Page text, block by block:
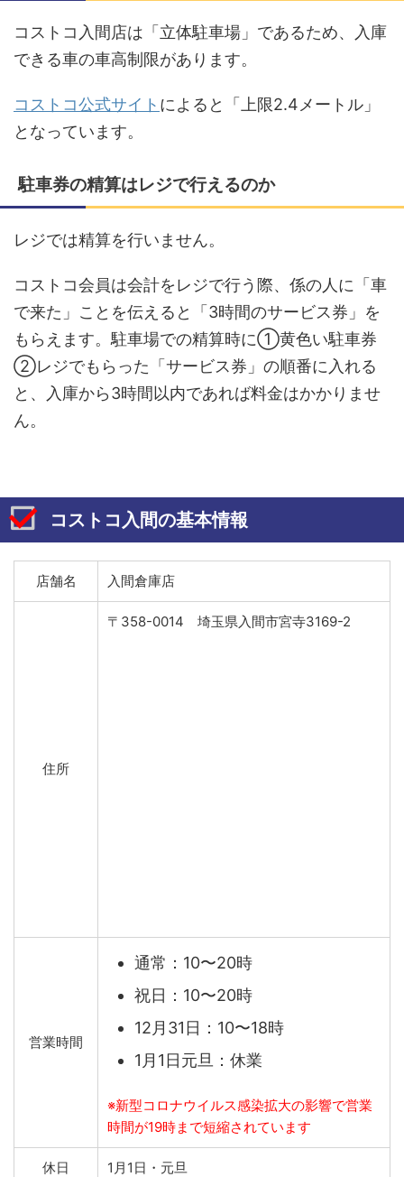
コストコ入間店は「立体駐車場」であるため、入庫
できる車の車高制限があります。
コストコ公式サイト によると「上限2.4メートル」
となっています。
駐車券の精算はレジで行えるのか
レジでは精算を行いません。
コストコ会員は会計をレジで行う際、係の人に「車
で来た」ことを伝えると「3時間のサービス券」を
もらえます。駐車場での精算時に①黄色い駐車券
②レジでもらった「サービス券」の順番に入れる
と、入庫から3時間以内であれば料金はかかりませ
ん。
コストコ入間の基本情報
店舗名 入間倉庫店
住所
〒358-0014 埼玉県入間市宮寺3169-2
営業時間
通常：10〜20時
祝日：10〜20時
12月31日：10〜18時
1月1日元旦：休業
※新型コロナウイルス感染拡大の影響で営業
時間が19時まで短縮されています
休日 1月1日・元旦